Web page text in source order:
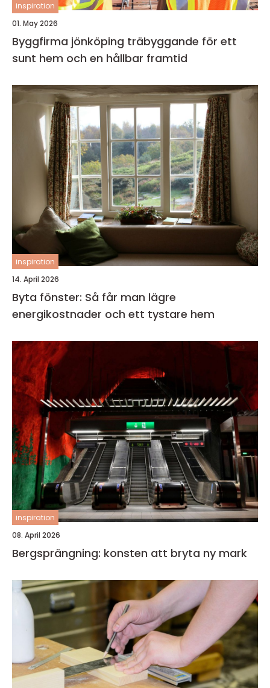
inspiration
01. May 2026
Byggfirma jönköping träbyggande för ett
sunt hem och en hållbar framtid
inspiration
14. April 2026
Byta fönster: Så får man lägre
energikostnader och ett tystare hem
inspiration
08. April 2026
Bergsprängning: konsten att bryta ny mark